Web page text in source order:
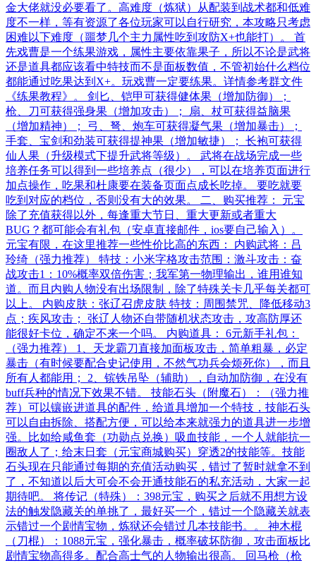
金大佬就没必要看了。高难度（炼狱）从配装到战术都和低难
度不一样，等有资源了各位玩家可以自行研究，本攻略只考虑
困难以下难度（噩梦几个主力属性吃到攻防X+也能打）。 首
先戏曹是一个练果游戏，属性主要依靠果子，所以不论是武将
还是道具都应该看中特技而不是面板数值，不管初始什么档位
都能通过吃果达到X+。玩戏曹一定要练果。详情参考群文件
《练果教程》。 剑匕、铠甲可获得健体果（增加防御）；
枪、刀可获得强身果（增加攻击）； 扇、杖可获得益脑果
（增加精神）； 弓、弩、炮车可获得凝气果（增加暴击）；
手套、宝剑和劲装可获得提神果（增加敏捷）； 长袍可获得
仙人果（升级模式下提升武将等级）。 武将在战场完成一些
培养任务可以得到一些培养点（很少），可以在培养页面进行
加点操作，吃果和杜康要在装备页面点成长吃掉。 要吃就要
吃到对应的档位，否则没有大的效果。 二、购买推荐： 元宝
除了充值获得以外，每逢重大节日、重大更新或者重大
BUG？都可能会有礼包（安卓直接邮件，ios要自己输入）。
元宝有限，在这里推荐一些性价比高的东西： 内购武将：吕
玲绮（强力推荐） 特技：小米字格攻击范围：激斗攻击：奋
战攻击1：10%概率双倍伤害；我军第一物理输出，谁用谁知
道。而且内购人物没有出场限制，除了特殊关卡几乎每关都可
以上。 内购皮肤：张辽召虎皮肤 特技：周围禁咒、降低移动3
点；疾风攻击； 张辽人物还自带随机状态攻击，攻高防厚还
能很好卡位，确定不来一个吗。 内购道具： 6元新手礼包：
（强力推荐） 1、天龙霸刀直接加面板攻击，简单粗暴，必定
暴击（有时候要配合史记使用，不然气功兵会烦死你），而且
所有人都能用； 2、镔铁吊坠（辅助），自动加防御，在没有
buff兵种的情况下效果不错。 技能石头（附魔石）：（强力推
荐）可以镶嵌进道具的配件，给道具增加一个特技，技能石头
可以自由拆除、搭配方便，可以给本来就强力的道具进一步增
强。比如给咸鱼套（功勋点兑换）吸血技能，一个人就能抗一
圈敌人了；给末日套（元宝商城购买）穿透2的技能等。技能
石头现在只能通过每期的充值活动购买，错过了暂时就拿不到
了，不知道以后大可会不会开通技能石的私充活动，大家一起
期待吧。 将传记（特殊）：398元宝，购买之后就不用想方设
法的触发隐藏关的单挑了，最好买一个，错过一个隐藏关就表
示错过一个剧情宝物，炼狱还会错过几本技能书。。 神木棍
（刀棍）：1088元宝，强化暴击，概率破坏防御，攻击面板比
剧情宝物高得多。配合高士气的人物输出很高。 回马枪（枪